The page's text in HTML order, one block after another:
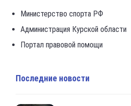
Министерство спорта РФ
Администрация Курской области
Портал правовой помощи
Последние новости